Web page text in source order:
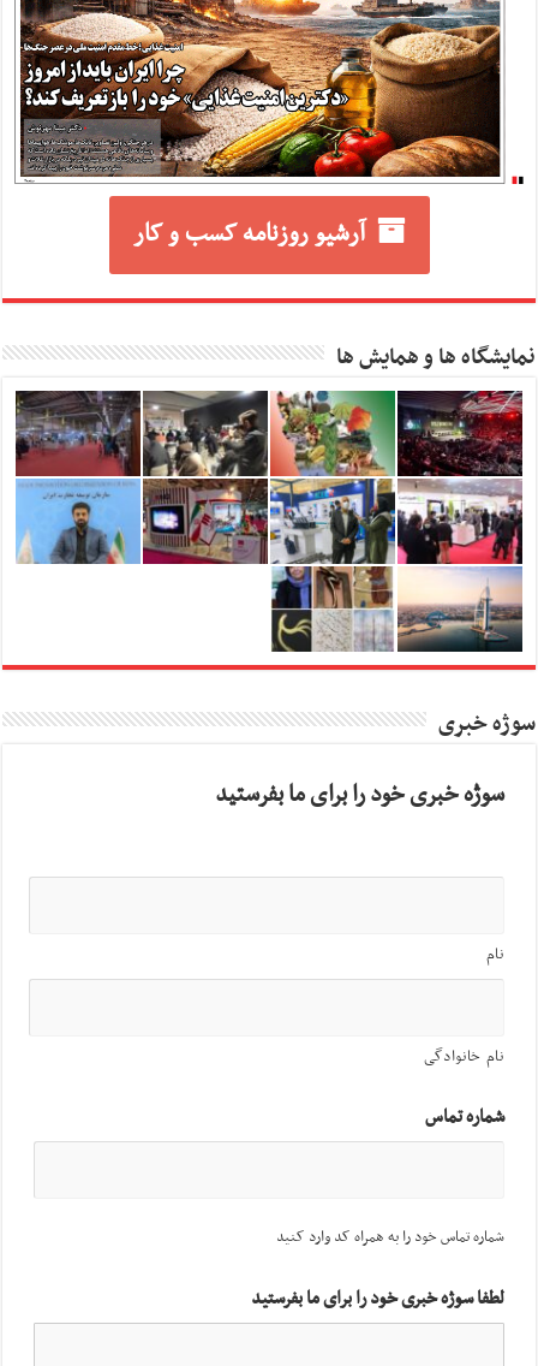
آرشیو روزنامه کسب و کار
نمایشگاه ها و همایش ها
سوژه خبری
سوژه خبری خود را برای ما بفرستید
نام
نام خانوادگی
شماره تماس
شماره تماس خود را به همراه کد وارد کنید
لطفا سوژه خبری خود را برای ما بفرستید